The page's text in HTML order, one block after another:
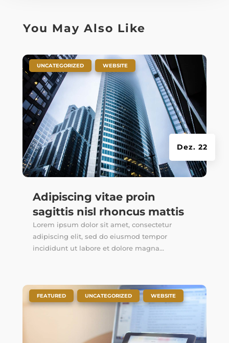
You May Also Like
Adipiscing vitae proin
sagittis nisl rhoncus mattis
Dez. 22
UNCATEGORIZED WEBSITE
Lorem ipsum dolor sit amet, consectetur
adipiscing elit, sed do eiusmod tempor
incididunt ut labore et dolore magna...
FEATURED UNCATEGORIZED WEBSITE